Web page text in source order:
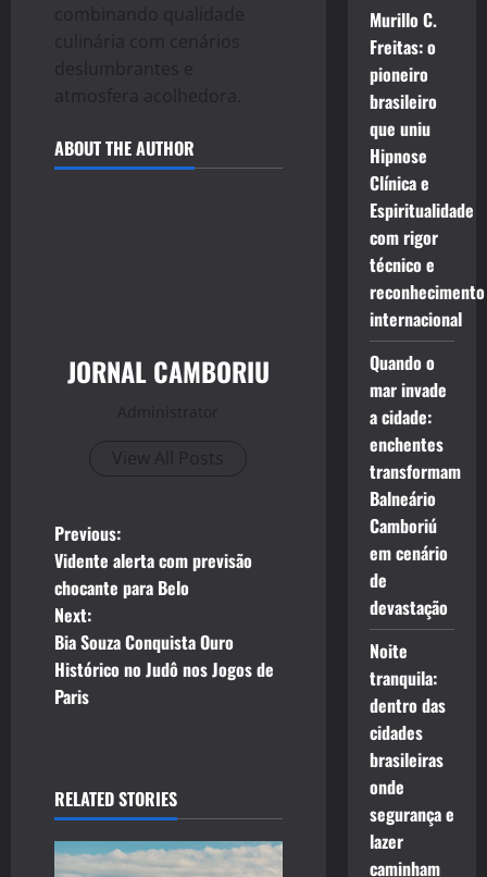
combinando qualidade
culinária com cenários
deslumbrantes e
atmosfera acolhedora.
ABOUT THE AUTHOR
JORNAL CAMBORIU
Administrator
View All Posts
P
o
s
t
v
i
Previous:
Vidente alerta com previsão
chocante para Belo
Next:
Bia Souza Conquista Ouro
Histórico no Judô nos Jogos de
Paris
RELATED STORIES
Murillo C.
Freitas: o
pioneiro
brasileiro
que uniu
Hipnose
Clínica e
Espiritualidade
com rigor
técnico e
reconhecimento
internacional
Quando o
mar invade
a cidade:
enchentes
transformam
Balneário
Camboriú
em cenário
de
devastação
Noite
tranquila:
dentro das
cidades
brasileiras
onde
segurança e
lazer
caminham